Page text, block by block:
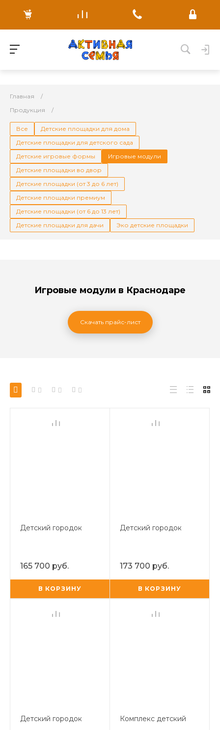
Главная
Продукция
Все
Детские площадки для дома
Детские площадки для детского сада
Детские игровые формы
Игровые модули
Детские площадки во двор
Детские площадки (от 3 до 6 лет)
Детские площадки премиум
Детские площадки (от 6 до 13 лет)
Детские площадки для дачи
Эко детские площадки
Игровые модули в Краснодаре
Скачать прайс-лист
Детский городок
165 700 руб.
В КОРЗИНУ
Детский городок
173 700 руб.
В КОРЗИНУ
Детский городок Комплекс детский